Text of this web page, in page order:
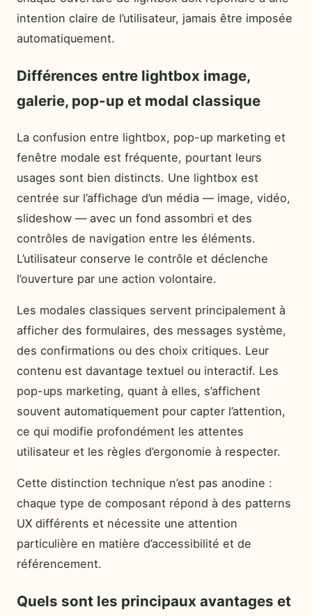
intention claire de l’utilisateur, jamais être imposée
automatiquement.
Différences entre lightbox image,
galerie, pop-up et modal classique
La confusion entre lightbox, pop-up marketing et
fenêtre modale est fréquente, pourtant leurs
usages sont bien distincts. Une lightbox est
centrée sur l’affichage d’un média — image, vidéo,
slideshow — avec un fond assombri et des
contrôles de navigation entre les éléments.
L’utilisateur conserve le contrôle et déclenche
l’ouverture par une action volontaire.
Les modales classiques servent principalement à
afficher des formulaires, des messages système,
des confirmations ou des choix critiques. Leur
contenu est davantage textuel ou interactif. Les
pop-ups marketing, quant à elles, s’affichent
souvent automatiquement pour capter l’attention,
ce qui modifie profondément les attentes
utilisateur et les règles d’ergonomie à respecter.
Cette distinction technique n’est pas anodine :
chaque type de composant répond à des patterns
UX différents et nécessite une attention
particulière en matière d’accessibilité et de
référencement.
Quels sont les principaux avantages et